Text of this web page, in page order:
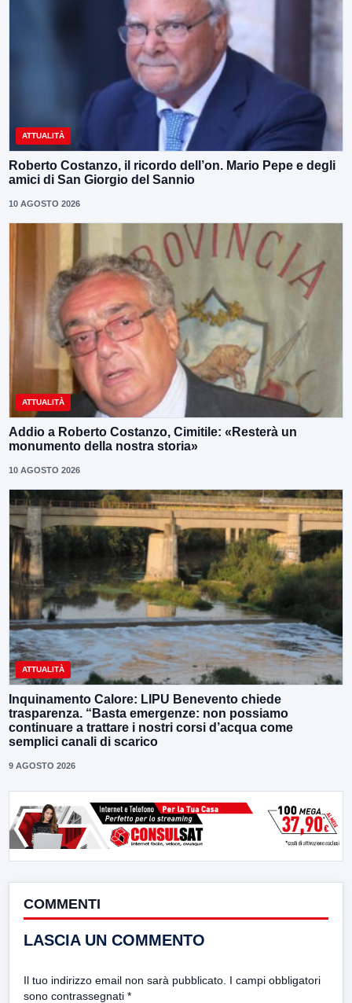
ATTUALITÀ
Roberto Costanzo, il ricordo dell’on. Mario Pepe e degli
amici di San Giorgio del Sannio
10 AGOSTO 2026
ATTUALITÀ
Addio a Roberto Costanzo, Cimitile: «Resterà un
monumento della nostra storia»
10 AGOSTO 2026
ATTUALITÀ
Inquinamento Calore: LIPU Benevento chiede
trasparenza. “Basta emergenze: non possiamo
continuare a trattare i nostri corsi d’acqua come
semplici canali di scarico
9 AGOSTO 2026
COMMENTI
LASCIA UN COMMENTO
Il tuo indirizzo email non sarà pubblicato. I campi obbligatori
sono contrassegnati *